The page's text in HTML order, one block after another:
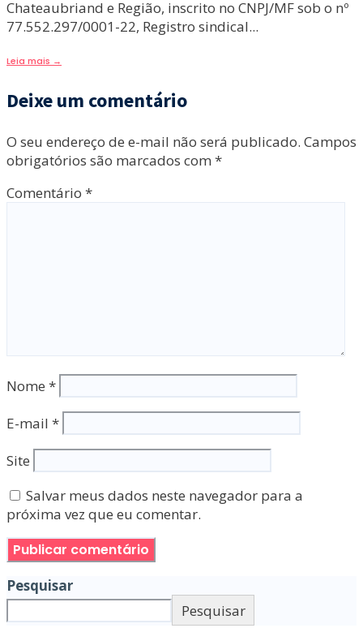
Chateaubriand e Região, inscrito no CNPJ/MF sob o nº
77.552.297/0001-22, Registro sindical...
Leia mais →
Deixe um comentário
O seu endereço de e-mail não será publicado. Campos
obrigatórios são marcados com *
Comentário *
Nome *
E-mail *
Site
Salvar meus dados neste navegador para a
próxima vez que eu comentar.
Pesquisar
Pesquisar